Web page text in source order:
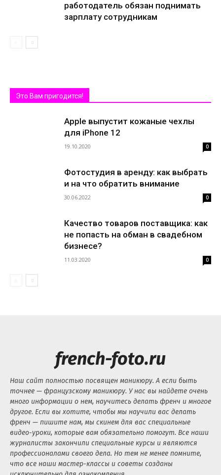
работодатель обязан поднимать
зарплату сотрудникам
Это Вам пригодится!
Apple выпустит кожаные чехлы
для iPhone 12
19.10.2020 0
Фотостудия в аренду: как выбрать
и на что обратить внимание
30.06.2022 0
Качество товаров поставщика: как
не попасть на обман в свадебном
бизнесе?
11.03.2020 0
french-foto.ru
Наш сайт полностью посвящен маникюру. А если быть
точнее — французскому маникюру. У нас вы найдете очень
много информации о нем, научитесь делать френч и многое
другое. Если вы хотите, чтобы мы научили вас делать
френч — пишите нам, мы скинем для вас специальные
видео-уроки, которые вам обязательно помогут. Все наши
журналисты закончили специальные курсы и являются
профессионалами своего дела. Но тем не менее помните,
что все наши мастер-классы и советы созданы